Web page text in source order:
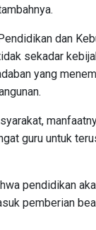
dan
sekadar
yang
guru untuk
pendidikan
pemberian